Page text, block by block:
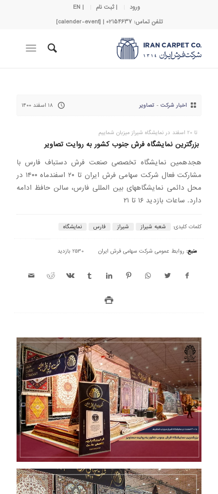
ورود | ثبت نام
| EN
تلفن تماس: 02154637 | [calender-event]
اخبار شرکت- تصاویر ۱۸ اسفند ۱۴۰۰
تا 20 اسفند در نمایشگاه شیراز میزبان شماییم
بزرگترین نمایشگاه فرش جنوب کشور به روایت تصاویر
هجدهمین نمایشگاه تخصصی صنعت فرش دستباف فارس با
مشارکت فعال شرکت سهامی فرش ایران تا ۲۰ اسفندماه ۱۴۰۰ در
محل دائمی نمایشگاههای بین المللی فارس، سالن حافظ ادامه
دارد. ساعات بازدید ۱۶ تا ۲۱
کلمات کلیدی: شعبه شیراز شیراز فارس نمایشگاه
منبع: روابط عمومی شرکت سهامی فرش ایران 2530 بازدید